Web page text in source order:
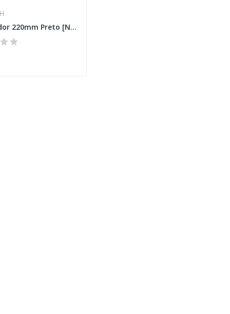
Silenciador 220mm Preto [Novritsch]